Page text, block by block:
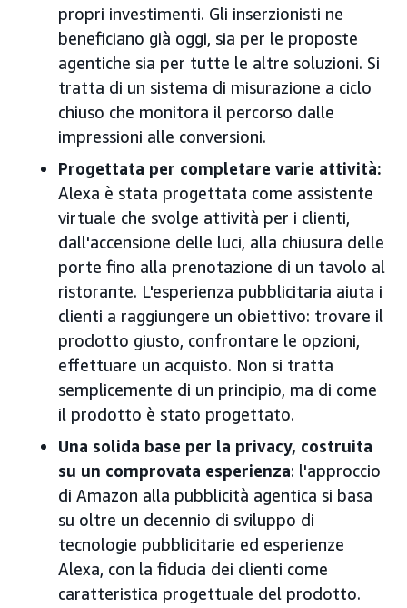
propri investimenti. Gli inserzionisti ne
beneficiano già oggi, sia per le proposte
agentiche sia per tutte le altre soluzioni. Si
tratta di un sistema di misurazione a ciclo
chiuso che monitora il percorso dalle
impressioni alle conversioni.
Progettata per completare varie attività:
Alexa è stata progettata come assistente
virtuale che svolge attività per i clienti,
dall'accensione delle luci, alla chiusura delle
porte fino alla prenotazione di un tavolo al
ristorante. L'esperienza pubblicitaria aiuta i
clienti a raggiungere un obiettivo: trovare il
prodotto giusto, confrontare le opzioni,
effettuare un acquisto. Non si tratta
semplicemente di un principio, ma di come
il prodotto è stato progettato.
Una solida base per la privacy, costruita
su un comprovata esperienza: l'approccio
di Amazon alla pubblicità agentica si basa
su oltre un decennio di sviluppo di
tecnologie pubblicitarie ed esperienze
Alexa, con la fiducia dei clienti come
caratteristica progettuale del prodotto.